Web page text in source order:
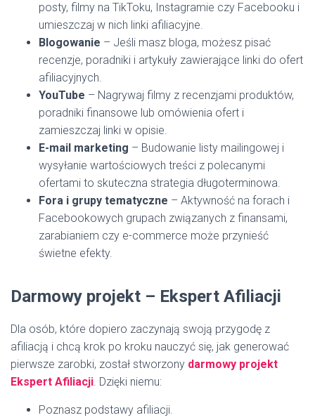
posty, filmy na TikToku, Instagramie czy Facebooku i
umieszczaj w nich linki afiliacyjne.
Blogowanie – Jeśli masz bloga, możesz pisać
recenzje, poradniki i artykuły zawierające linki do ofert
afiliacyjnych.
YouTube – Nagrywaj filmy z recenzjami produktów,
poradniki finansowe lub omówienia ofert i
zamieszczaj linki w opisie.
E-mail marketing – Budowanie listy mailingowej i
wysyłanie wartościowych treści z polecanymi
ofertami to skuteczna strategia długoterminowa.
Fora i grupy tematyczne – Aktywność na forach i
Facebookowych grupach związanych z finansami,
zarabianiem czy e-commerce może przynieść
świetne efekty.
Darmowy projekt – Ekspert Afiliacji
Dla osób, które dopiero zaczynają swoją przygodę z
afiliacją i chcą krok po kroku nauczyć się, jak generować
pierwsze zarobki, został stworzony darmowy projekt
Ekspert Afiliacji. Dzięki niemu:
Poznasz podstawy afiliacji.